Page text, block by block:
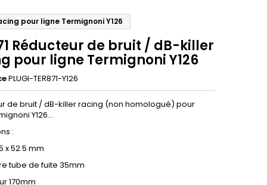
pour ligne Termignoni Y126
Réducteur de bruit / dB-killer
pour ligne Termignoni Y126
PLUGI-TER871-Y126
de bruit / dB-killer racing (non homologué) pour
Y126...
:
x 52.5 mm
tube de fuite 35mm
170mm